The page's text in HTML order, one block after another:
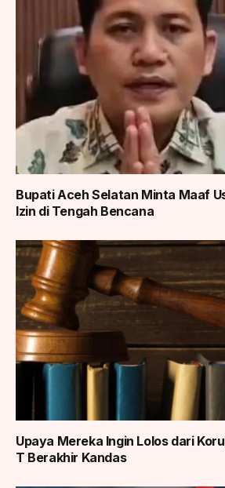
Bupati Aceh Selatan Minta Maaf
Izin di Tengah Bencana
Upaya Mereka Ingin Lolos dari
T Berakhir Kandas